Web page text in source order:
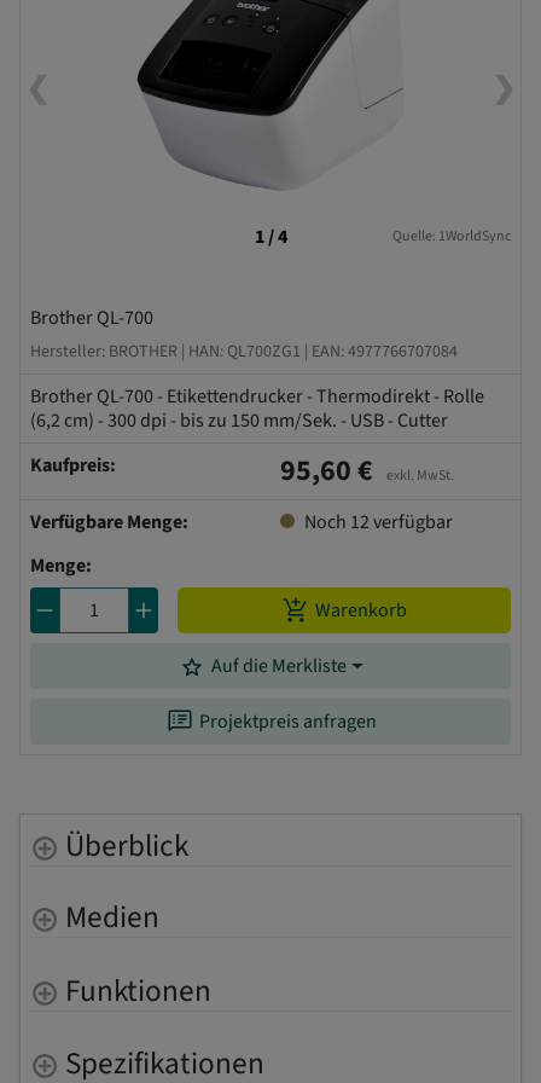
1 / 4
❮ ❯
Quelle: 1WorldSync
Brother QL-700
Hersteller: BROTHER | HAN: QL700ZG1 | EAN: 4977766707084
Brother QL-700 - Etikettendrucker - Thermodirekt - Rolle
(6,2 cm) - 300 dpi - bis zu 150 mm/Sek. - USB - Cutter
Kaufpreis:
95,60 € exkl. MwSt.
Verfügbare Menge: Noch 12verfügbar
Menge:
remove add add_shopping_cart Warenkorb
grade Auf die Merkliste
speaker_notes Projektpreis anfragen
Überblick
Medien
Funktionen
Spezifikationen